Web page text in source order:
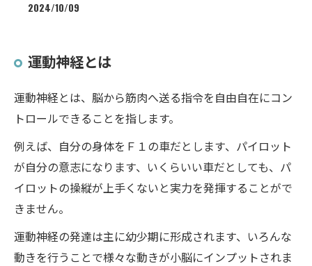
2024/10/09
運動神経とは
運動神経とは、脳から筋肉へ送る指令を自由自在にコン
トロールできることを指します。
例えば、自分の身体をＦ１の車だとします、パイロット
が自分の意志になります、いくらいい車だとしても、パ
イロットの操縦が上手くないと実力を発揮することがで
きません。
運動神経の発達は主に幼少期に形成されます、いろんな
動きを行うことで様々な動きが小脳にインプットされま